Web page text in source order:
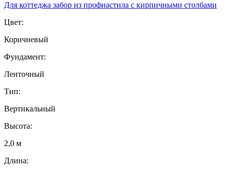
Для коттеджа забор из профнастила с кирпичными столбами
Цвет:
Коричневый
Фундамент:
Ленточный
Тип:
Вертикальный
Высота:
2,0 м
Длина: